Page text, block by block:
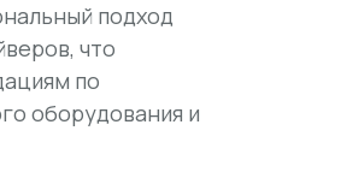
подход
что
по
оборудования и